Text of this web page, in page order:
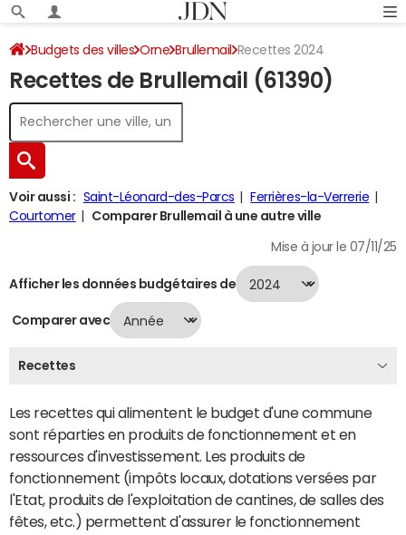
Budgets des villes Orne Brullemail Recettes 2024
Recettes de Brullemail (61390)
Voir aussi : Saint-Léonard-des-Parcs
Ferrières-la-Verrerie
Courtomer
Comparer Brullemail à une autre ville
Mise à jour le 07/11/25
Afficher les données budgétaires de
Comparer avec
Recettes
Les recettes qui alimentent le budget d'une commune
sont réparties en produits de fonctionnement et en
ressources d'investissement. Les produits de
fonctionnement (impôts locaux, dotations versées par
l'Etat, produits de l'exploitation de cantines, de salles des
fêtes, etc.) permettent d'assurer le fonctionnement